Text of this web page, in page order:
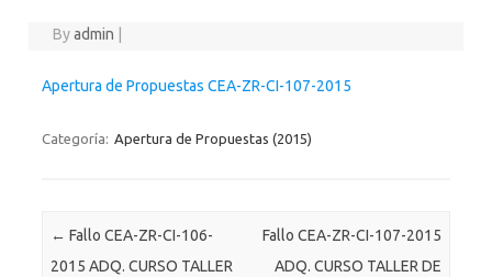
Byadmin
Apertura de Propuestas CEA-ZR-CI-107-2015
Categoría: Apertura de Propuestas (2015)
Post navigation
← Fallo CEA-ZR-CI-106-
2015 ADQ. CURSO TALLER
Fallo CEA-ZR-CI-107-2015
ADQ. CURSO TALLER DE